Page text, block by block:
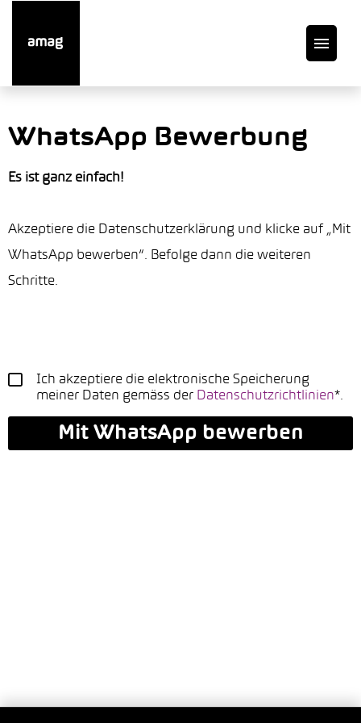
Offene Stellen
Service
WhatsApp Bewerbung
Es ist ganz einfach!
Akzeptiere die Datenschutzerklärung und klicke auf „Mit
WhatsApp bewerben“. Befolge dann die weiteren
Schritte.
Ich akzeptiere die elektronische Speicherung
meiner Daten gemäss der Datenschutzrichtlinien*.
Mit WhatsApp bewerben